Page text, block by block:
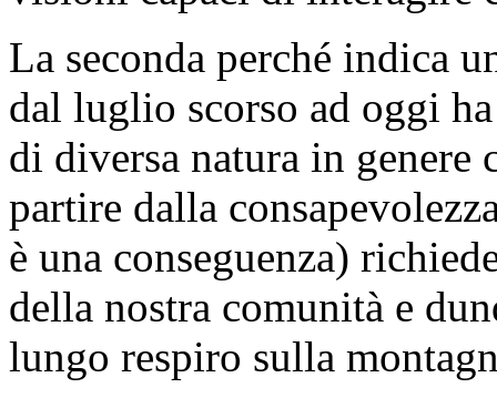
La seconda perché indica
dal luglio scorso ad oggi
di diversa natura in
partire dalla
è una conseguenza)
della nostra comunità e
lungo respiro sulla